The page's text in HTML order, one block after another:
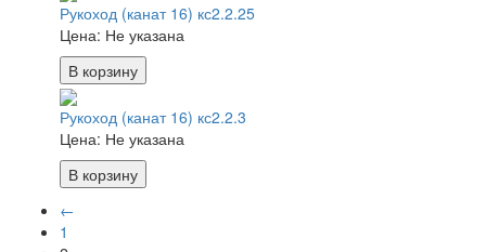
Рукоход (канат 16) кс2.2.25
Цена: Не указана
В корзину
Рукоход (канат 16) кс2.2.3
Цена: Не указана
В корзину
←
1